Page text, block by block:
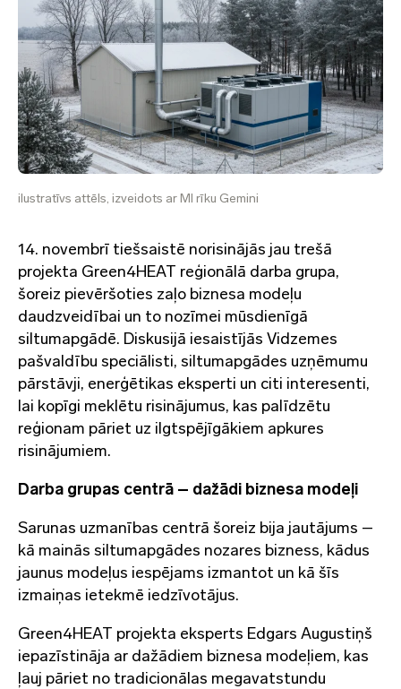
ilustratīvs attēls, izveidots ar MI rīku Gemini
14. novembrī tiešsaistē norisinājās jau trešā
projekta Green4HEAT reģionālā darba grupa,
šoreiz pievēršoties zaļo biznesa modeļu
daudzveidībai un to nozīmei mūsdienīgā
siltumapgādē. Diskusijā iesaistījās Vidzemes
pašvaldību speciālisti, siltumapgādes uzņēmumu
pārstāvji, enerģētikas eksperti un citi interesenti,
lai kopīgi meklētu risinājumus, kas palīdzētu
reģionam pāriet uz ilgtspējīgākiem apkures
risinājumiem.
Darba grupas centrā – dažādi biznesa modeļi
Sarunas uzmanības centrā šoreiz bija jautājums –
kā mainās siltumapgādes nozares bizness, kādus
jaunus modeļus iespējams izmantot un kā šīs
izmaiņas ietekmē iedzīvotājus.
Green4HEAT projekta eksperts Edgars Augustiņš
iepazīstināja ar dažādiem biznesa modeļiem, kas
ļauj pāriet no tradicionālas megavatstundu